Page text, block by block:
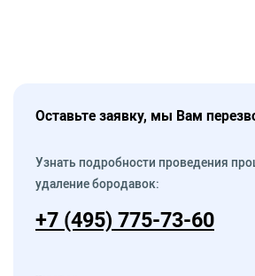
Оставьте заявку, мы Вам
Узнать подробности проведения
удаление бородавок:
+7 (495) 775-73-60